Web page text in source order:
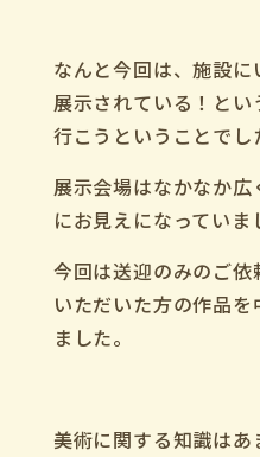
なんと今回は、施設
展示されている！と
行こうということでし
展示会場はなかなか
にお見えになっていま
今回は送迎のみのご
いただいた方の作品
ました。
美術に関する知識は